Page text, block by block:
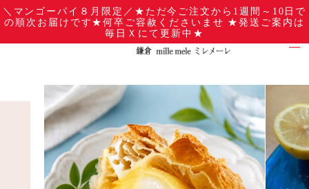
＼マンゴーパイ８月限定／★ただ今ご注文から1週間～10日で
の順次お届けです★何卒ご容赦くださいませ ★発送ご案内は
毎日Ｘにて更新中★